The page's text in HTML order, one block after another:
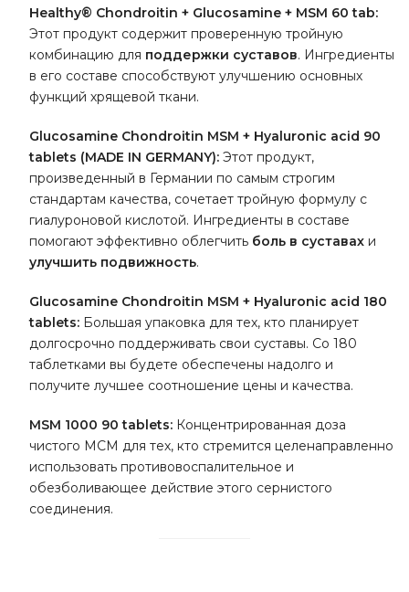
Healthy® Chondroitin + Glucosamine + MSM 60 tab:
Этот продукт содержит проверенную тройную
комбинацию для поддержки суставов. Ингредиенты
в его составе способствуют улучшению основных
функций хрящевой ткани.
Glucosamine Chondroitin MSM + Hyaluronic acid 90
tablets (MADE IN GERMANY): Этот продукт,
произведенный в Германии по самым строгим
стандартам качества, сочетает тройную формулу с
гиалуроновой кислотой. Ингредиенты в составе
помогают эффективно облегчить боль в суставах и
улучшить подвижность.
Glucosamine Chondroitin MSM + Hyaluronic acid 180
tablets: Большая упаковка для тех, кто планирует
долгосрочно поддерживать свои суставы. Со 180
таблетками вы будете обеспечены надолго и
получите лучшее соотношение цены и качества.
MSM 1000 90 tablets: Концентрированная доза
чистого МСМ для тех, кто стремится целенаправленно
использовать противовоспалительное и
обезболивающее действие этого сернистого
соединения.